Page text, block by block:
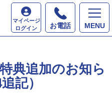
MENU
お電話
マイページ
ログイン
のかけ橋会員 特典追加のお知
典追加のお知ら
記）